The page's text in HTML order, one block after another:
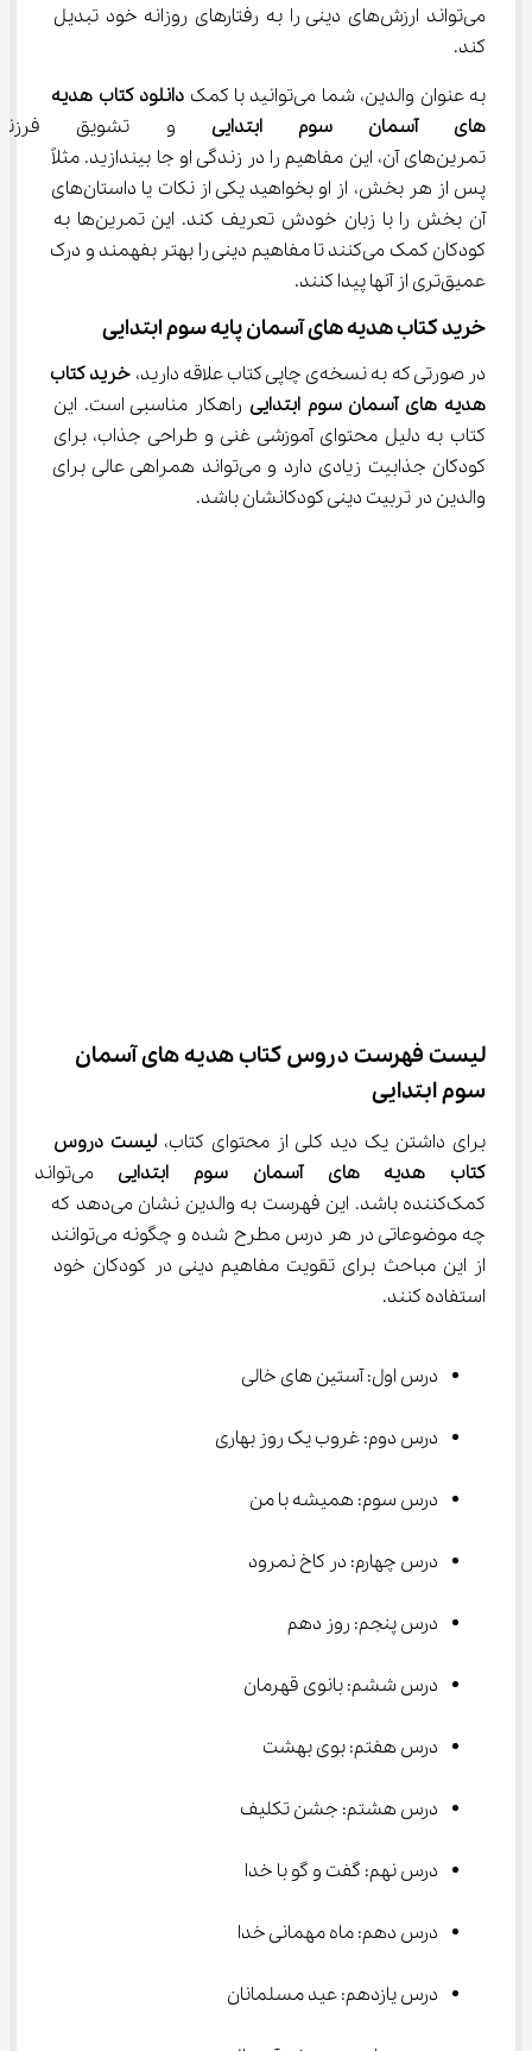
می‌تواند ارزش‌های دینی را به رفتارهای روزانه خود تبدیل
کند.
به عنوان والدین، شما می‌توانید با کمک
دانلود کتاب هدیه
های آسمان سوم ابتدایی و تشویق
تمرین‌های آن، این مفاهیم را در زندگی او جا بیندازید. مثلاً
پس از هر بخش، از او بخواهید یکی از نکات یا داستان‌های
آن بخش را با زبان خودش تعریف کند. این تمرین‌ها به
کودکان کمک می‌کنند تا مفاهیم دینی را بهتر بفهمند و درک
عمیق‌تری از آنها پیدا کنند.
خرید کتاب هدیه های آسمان پایه سوم ابتدایی
در صورتی که به نسخه‌ی چاپی کتاب علاقه دارید،
خرید کتاب
هدیه های آسمان سوم ابتدایی راهکار مناسبی است. این
کتاب به دلیل محتوای آموزشی غنی و طراحی جذاب، برای
کودکان جذابیت زیادی دارد و می‌تواند همراهی عالی برای
والدین در تربیت دینی کودکانشان باشد.
لیست فهرست دروس کتاب هدیه های آسمان
سوم ابتدایی
برای داشتن یک دید کلی از محتوای کتاب، لیست دروس
کتاب هدیه های آسمان سوم ابتدایی
می‌تواند
کمک‌کننده باشد. این فهرست به والدین نشان می‌دهد که
چه موضوعاتی در هر درس مطرح شده و چگونه می‌توانند
از این مباحث برای تقویت مفاهیم دینی در کودکان خود
استفاده کنند.
درس اول: آستین های خالی
درس دوم: غروب یک روز بهاری
درس سوم: همیشه با من
درس چهارم: در کاخ نمرود
درس پنجم: روز دهم
درس ششم: بانوی قهرمان
درس هفتم: بوی بهشت
درس هشتم: جشن تکلیف
درس نهم: گفت و گو با خدا
درس دهم: ماه مهمانی خدا
درس یازدهم: عید مسلمانان